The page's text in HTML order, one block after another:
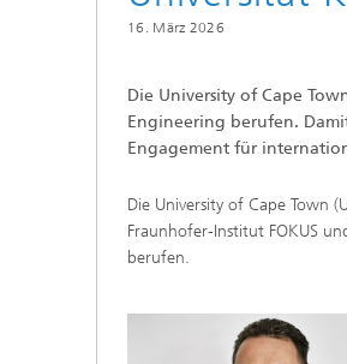
16. März 2026
Die University of Cape
Engineering berufen.
Engagement für
Die University of Cape Town
Fraunhofer-Institut FOKUS
berufen.